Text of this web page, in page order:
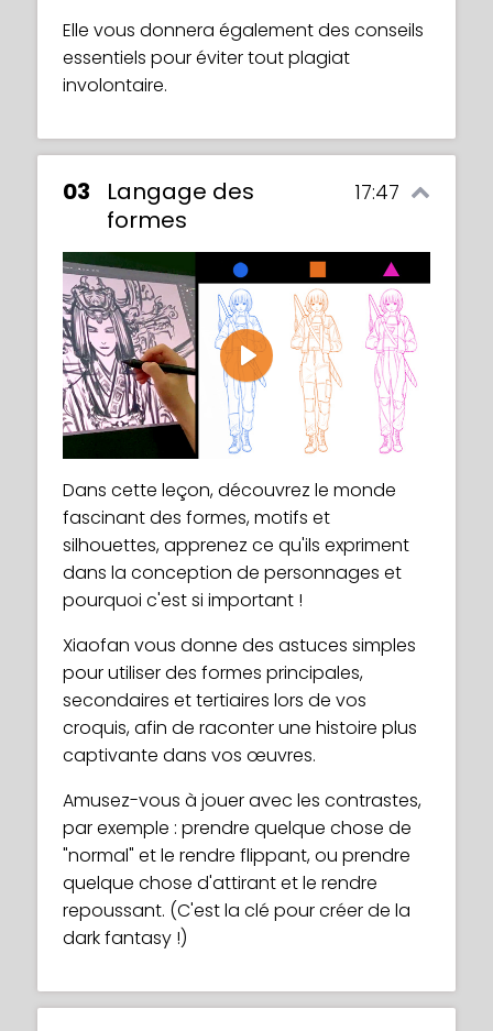
Elle vous donnera également des conseils
essentiels pour éviter tout plagiat
involontaire.
03
Langage des
formes
17:47
Play
Dans cette leçon, découvrez le monde
fascinant des formes, motifs et
silhouettes, apprenez ce qu'ils expriment
dans la conception de personnages et
pourquoi c'est si important !
Xiaofan vous donne des astuces simples
pour utiliser des formes principales,
secondaires et tertiaires lors de vos
croquis, afin de raconter une histoire plus
captivante dans vos œuvres.
Amusez-vous à jouer avec les contrastes,
par exemple : prendre quelque chose de
"normal" et le rendre flippant, ou prendre
quelque chose d'attirant et le rendre
repoussant. (C'est la clé pour créer de la
dark fantasy !)